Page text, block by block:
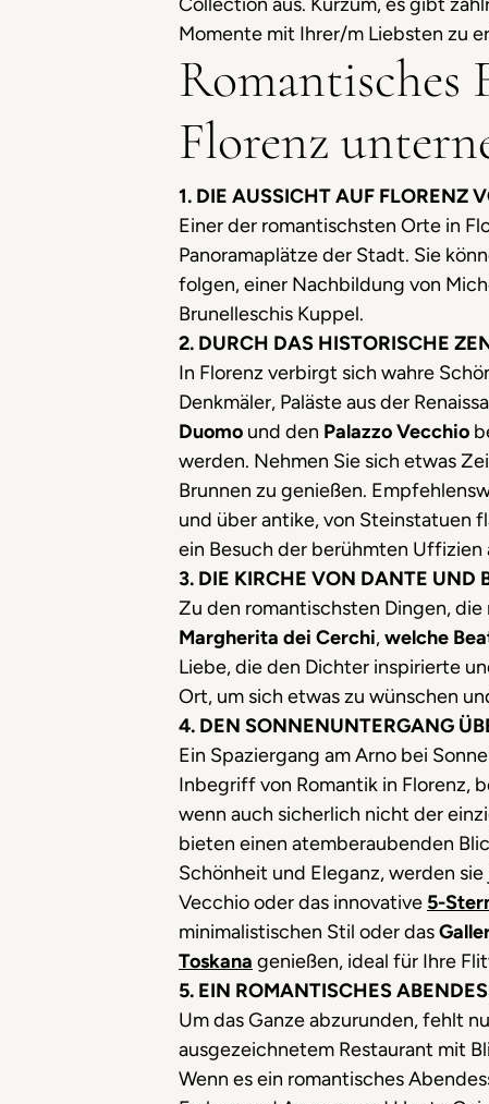
Momente mit Ihrer/m Liebsten zu
Romantisches
Florenz
1. DIE AUSSICHT AUF FLORENZ
Einer der romantischsten Orte in
Panoramaplätze der Stadt. Sie
folgen, einer Nachbildung von
Brunelleschis Kuppel.
2. DURCH DAS HISTORISCHE
In Florenz verbirgt sich wahre
Denkmäler, Paläste aus der
Duomo und den Palazzo Vecchio
werden. Nehmen Sie sich etwas
Brunnen zu genießen.
und über antike, von Steinstatuen
ein Besuch der berühmten Uffizien
3. DIE KIRCHE VON DANTE UND
Zu den romantischsten Dingen,
Margherita dei Cerchi,welche
Liebe, die den Dichter inspirierte
Ort, um sich etwas zu wünschen
4. DEN SONNENUNTERGANG
Ein Spaziergang am Arno bei
Inbegriff von Romantik in Florenz,
wenn auch sicherlich nicht der
bieten einen atemberaubenden
Schönheit und Eleganz, werden
Vecchio oder das innovative 5-
minimalistischen Stil oder das
Toskana genießen, ideal für Ihre
5. EIN ROMANTISCHES
Um das Ganze abzurunden, fehlt
ausgezeichnetem Restaurant mit
Wenn es ein romantisches